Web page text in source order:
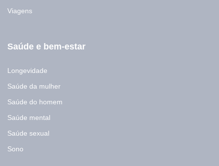
Viagens
Saúde e bem-estar
Longevidade
Saúde da mulher
Saúde do homem
Saúde mental
Saúde sexual
Sono